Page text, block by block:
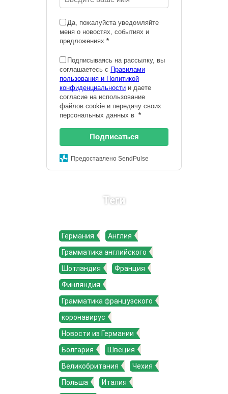
Да, пожалуйста уведомляйте
меня о новостях, событиях и
предложениях *
Подписываясь на рассылку, вы
соглашаетесь с Правилами
пользования и Политикой
конфиденциальности и даете
согласие на использование
файлов cookie и передачу своих
персональных данных в *
Подписаться
Предоставлено SendPulse
Теги
Германия
Англия
Грамматика английского
Шотландия
Франция
Финляндия
Грамматика французского
коронавирус
Новости из Германии
Болгария
Швеция
Великобритания
Чехия
Польша
Италия